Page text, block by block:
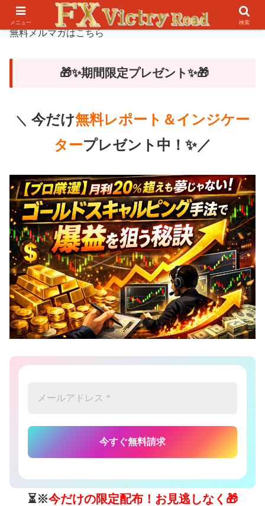
無料メルマガはこちら
🎁✨期間限定プレゼント✨🎁
＼ 今だけ無料レポート＆インジケー
タープレゼント中！✨／
⏳※今だけの限定配布！お見逃しなく🎁
メニュー 検索